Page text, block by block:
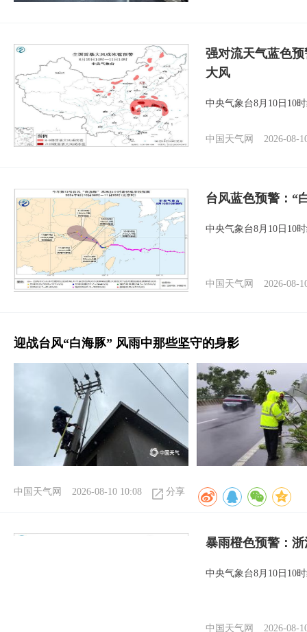
强对流天气蓝色
大风
中央气象台8月10日10
中国天气网 2026-08-
台风蓝色预警：“
中央气象台8月10日10
中国天气网 2026-08-
迎战台风“白海豚” 风雨中那些坚守的身影
中国天气网 2026-08-10 10:08 分享
暴雨橙色预警：
中央气象台8月10日10
中国天气网 2026-08-